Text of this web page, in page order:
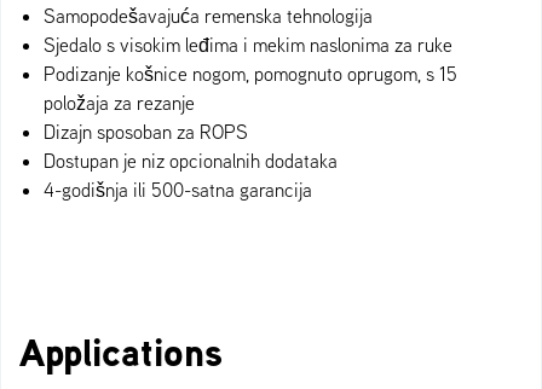
Samopodešavajuća remenska tehnologija
Sjedalo s visokim leđima i mekim naslonima za ruke
Podizanje košnice nogom, pomognuto oprugom, s 15
položaja za rezanje
Dizajn sposoban za ROPS
Dostupan je niz opcionalnih dodataka
4-godišnja ili 500-satna garancija
Applications